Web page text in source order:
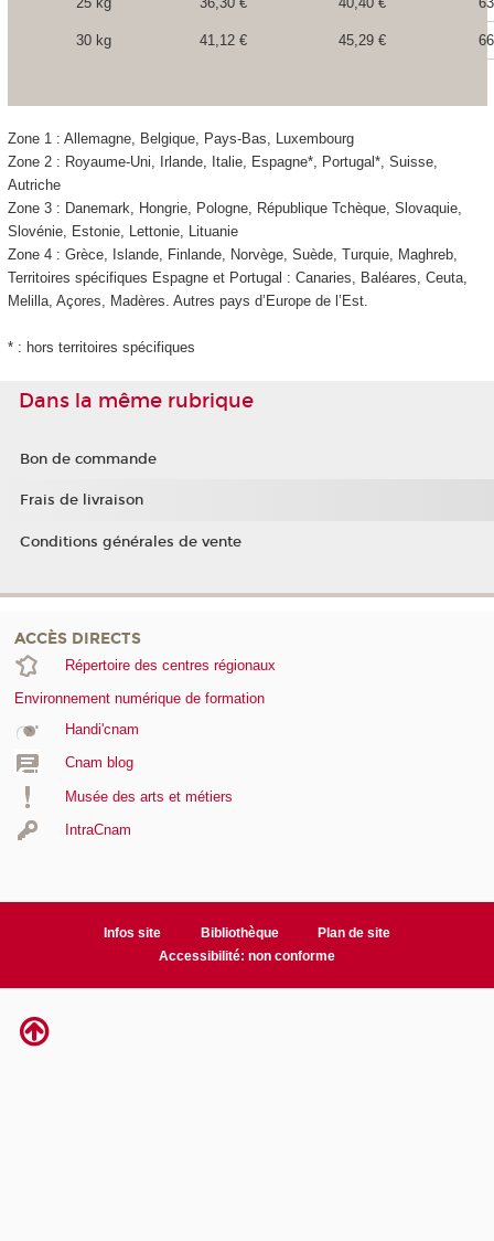
30 kg 41,12 € 45,29 €
Zone 1 : Allemagne, Belgique, Pays-Bas, Luxembourg
Zone 2 : Royaume-Uni, Irlande, Italie, Espagne*, Portugal*, Suisse,
Autriche
Zone 3 : Danemark, Hongrie, Pologne, République Tchèque, Slovaquie,
Slovénie, Estonie, Lettonie, Lituanie
Zone 4 : Grèce, Islande, Finlande, Norvège, Suède, Turquie, Maghreb,
Territoires spécifiques Espagne et Portugal : Canaries, Baléares, Ceuta,
Melilla, Açores, Madères. Autres pays d’Europe de l’Est.
* : hors territoires spécifiques
Dans la même rubrique
Bon de commande
Frais de livraison
Conditions générales de vente
ACCÈS DIRECTS
Répertoire des centres régionaux
Environnement numérique de formation
Handi'cnam
Cnam blog
Musée des arts et métiers
IntraCnam
Infos site Bibliothèque
Plan de site
Accessibilité: non conforme